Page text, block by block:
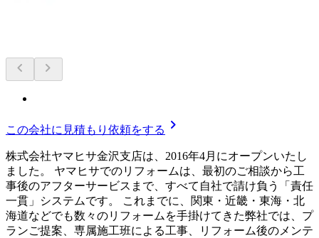
chevron_left chevron_right
この会社に見積もり依頼をする chevron_right
株式会社ヤマヒサ金沢支店は、2016年4月にオープンいたし
ました。 ヤマヒサでのリフォームは、最初のご相談から工
事後のアフターサービスまで、すべて自社で請け負う「責任
一貫」システムです。 これまでに、関東・近畿・東海・北
海道などでも数々のリフォームを手掛けてきた弊社では、プ
ランご提案、専属施工班による工事、リフォーム後のメンテ